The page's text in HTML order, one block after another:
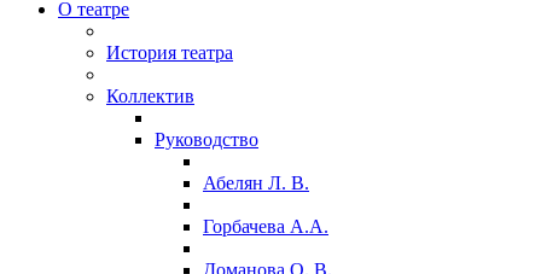
О театре
История театра
Коллектив
Руководство
Абелян Л. В.
Горбачева А.А.
Доманова О. В.